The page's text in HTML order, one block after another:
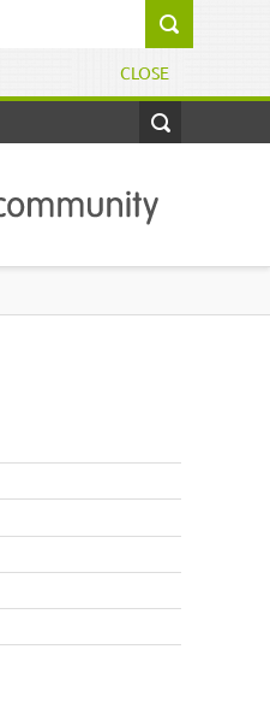
CLOSE